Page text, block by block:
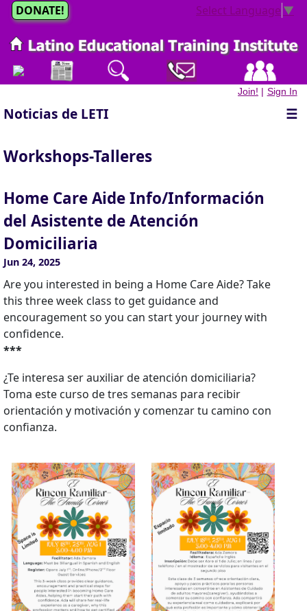
Select Language ▼
DONATE!
Join! | Sign In
Noticias de LETI ☰
Workshops-Talleres
Home Care Aide Info/Información
del Asistente de Atención
Domiciliaria
Jun 24, 2025
Are you interested in being a Home Care Aide? Take
this three week class to get guidance and
encouragement so you can start your journey with
confidence.
***
¿Te interesa ser auxiliar de atención domiciliaria?
Toma este curso de tres semanas para recibir
orientación y motivación y comenzar tu camino con
confianza.